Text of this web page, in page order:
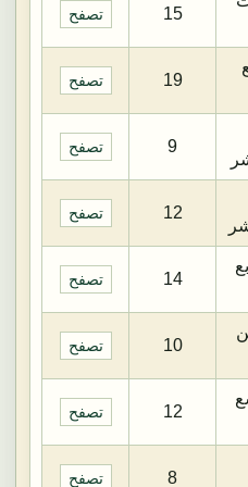
15 تصفح
19 تصفح
9 تصفح
12 تصفح
14 تصفح
10 تصفح
12 تصفح
8 تصفح